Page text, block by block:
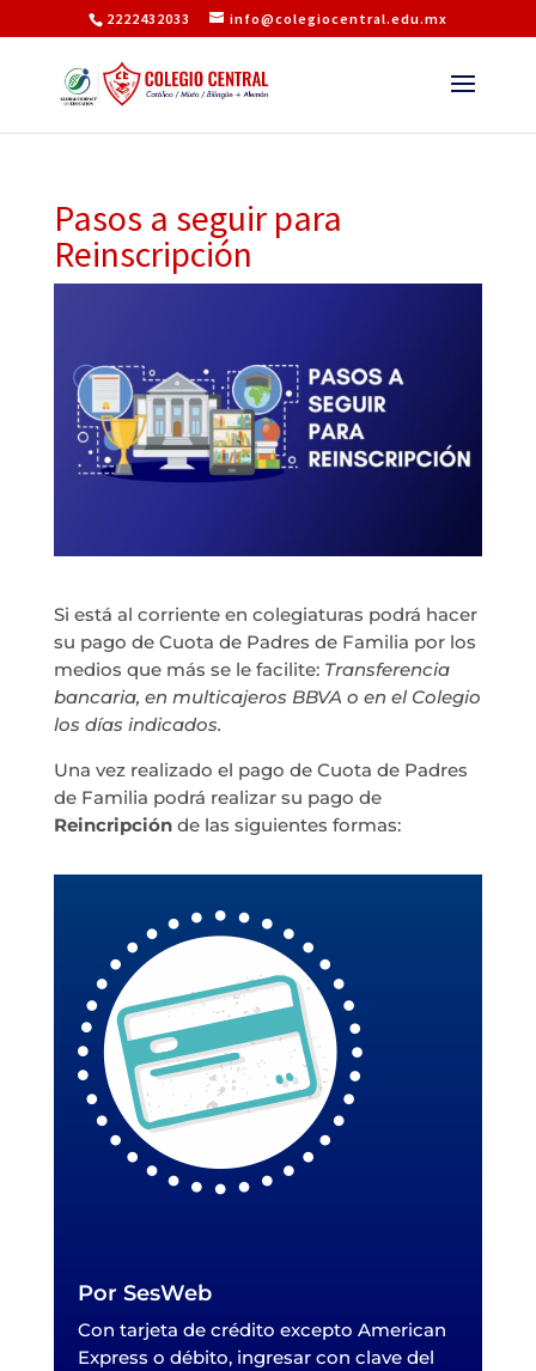
2222432033 info@colegiocentral.edu.mx
Pasos a seguir para
Reinscripción
Si está al corriente en colegiaturas podrá hacer
su pago de Cuota de Padres de Familia por los
medios que más se le facilite: Transferencia
bancaria, en multicajeros BBVA o en el Colegio
los días indicados.
Una vez realizado el pago de Cuota de Padres
de Familia podrá realizar su pago de
Reincripciónde las siguientes formas:
Por SesWeb
Con tarjeta de crédito excepto American
Express o débito, ingresar con clave del